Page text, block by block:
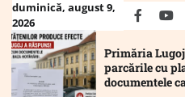
Skip
content
duminică, august 9,
2026
facebook
Primăria
parcările cu
documentele